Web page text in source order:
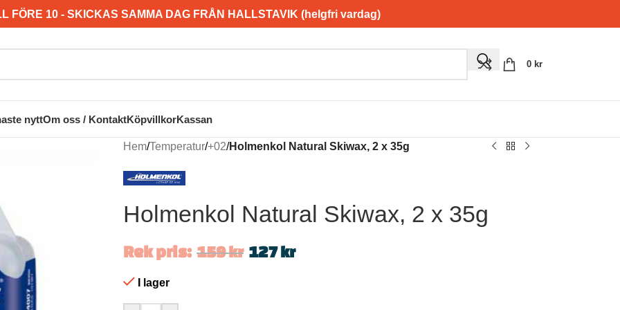
FÖRE 10 - SKICKAS SAMMA DAG FRÅN HALLSTAVIK (helgfri vardag)
0 kr
nyttOm oss / KontaktKöpvillkorKassan
Hem/Temperatur/+02/Holmenkol Natural Skiwax, 2 x 35g
Holmenkol Natural Skiwax, 2 x 35g
Rek pris: 159kr 127kr
I lager